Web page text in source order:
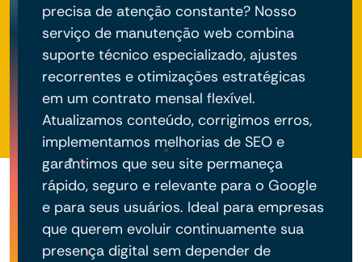
precisa de atenção constante? Nosso
serviço de manutenção web combina
suporte técnico especializado, ajustes
recorrentes e otimizações estratégicas
em um contrato mensal flexível.
Atualizamos conteúdo, corrigimos erros,
implementamos melhorias de SEO e
garantimos que seu site permaneça
rápido, seguro e relevante para o Google
e para seus usuários. Ideal para empresas
que querem evoluir continuamente sua
presença digital sem depender de